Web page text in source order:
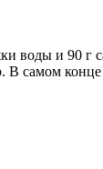
воды и 90
В самом